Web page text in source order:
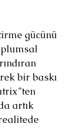
gücünü
bir baskı
artık